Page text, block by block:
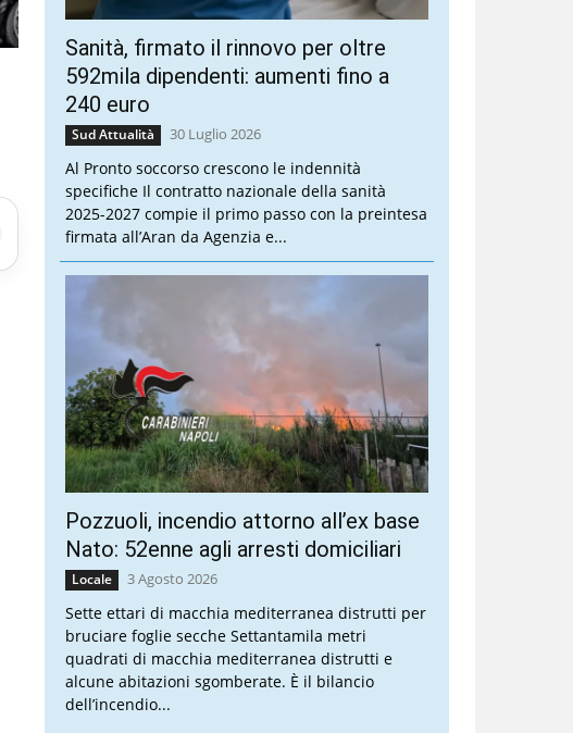
Sanità, firmato il rinnovo per oltre
592mila dipendenti: aumenti fino a
240 euro
Sud Attualità 30 Luglio 2026
Al Pronto soccorso crescono le indennità
specifiche Il contratto nazionale della sanità
2025-2027 compie il primo passo con la preintesa
firmata all’Aran da Agenzia e...
Pozzuoli, incendio attorno all’ex base
Nato: 52enne agli arresti domiciliari
Locale 3 Agosto 2026
Sette ettari di macchia mediterranea distrutti per
bruciare foglie secche Settantamila metri
quadrati di macchia mediterranea distrutti e
alcune abitazioni sgomberate. È il bilancio
dell’incendio...